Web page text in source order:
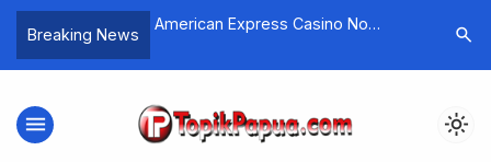
Breaking News
American Express Casino No
Mcwsearch
menu light_mode